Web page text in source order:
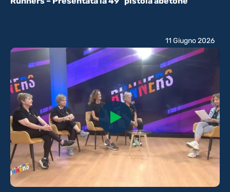
11 Giugno 2026